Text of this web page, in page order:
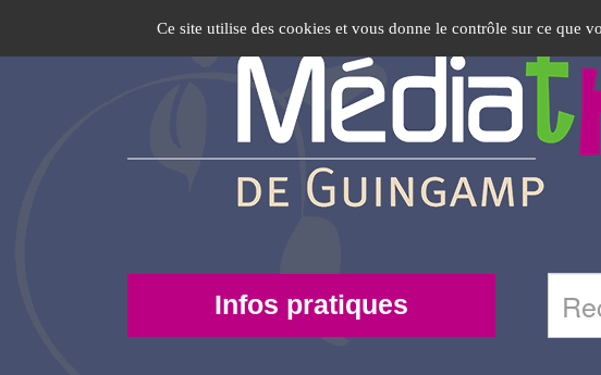
Ce site utilise des cookies et vous donne le contrôle sur ce que
menu
contenu
la
Libro
Médiathèque
Guingamp
Logo
top-
Infos
pratiques
Infos pratiques